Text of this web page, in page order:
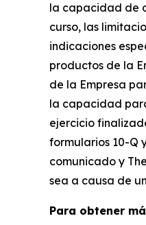
la capacidad de
curso, las
indicaciones
productos de la
de la Empresa
la capacidad
ejercicio
formularios 10-Q
comunicado y
sea a causa de
Para obtener